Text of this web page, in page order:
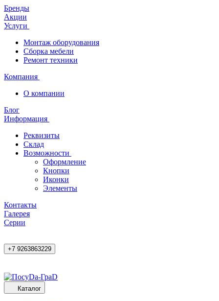
Бренды
Акции
Услуги
Монтаж оборудования
Сборка мебели
Ремонт техники
Компания
О компании
Блог
Информация
Реквизиты
Склад
Возможности
Оформление
Кнопки
Иконки
Элементы
Контакты
Галерея
Cерии
+7 9263863229
Каталог